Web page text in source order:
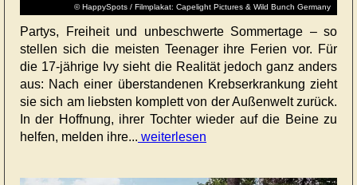
© HappySpots / Filmplakat: Capelight Pictures & Wild Bunch Germany
Partys, Freiheit und unbeschwerte Sommertage – so
stellen sich die meisten Teenager ihre Ferien vor. Für
die 17-jährige Ivy sieht die Realität jedoch ganz anders
aus: Nach einer überstandenen Krebserkrankung zieht
sie sich am liebsten komplett von der Außenwelt zurück.
In der Hoffnung, ihrer Tochter wieder auf die Beine zu
helfen, melden ihre... weiterlesen